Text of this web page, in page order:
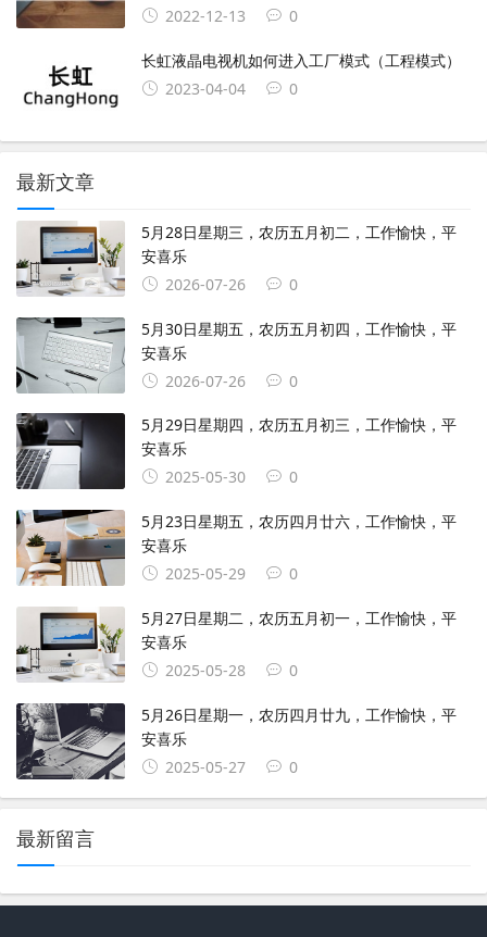
2022-12-13
0
长虹液晶电视机如何进入工厂模式（工程模式）
2023-04-04
0
最新文章
5月28日星期三，农历五月初二，工作愉快，平
安喜乐
2026-07-26
0
5月30日星期五，农历五月初四，工作愉快，平
安喜乐
2026-07-26
0
5月29日星期四，农历五月初三，工作愉快，平
安喜乐
2025-05-30
0
5月23日星期五，农历四月廿六，工作愉快，平
安喜乐
2025-05-29
0
5月27日星期二，农历五月初一，工作愉快，平
安喜乐
2025-05-28
0
5月26日星期一，农历四月廿九，工作愉快，平
安喜乐
2025-05-27
0
最新留言